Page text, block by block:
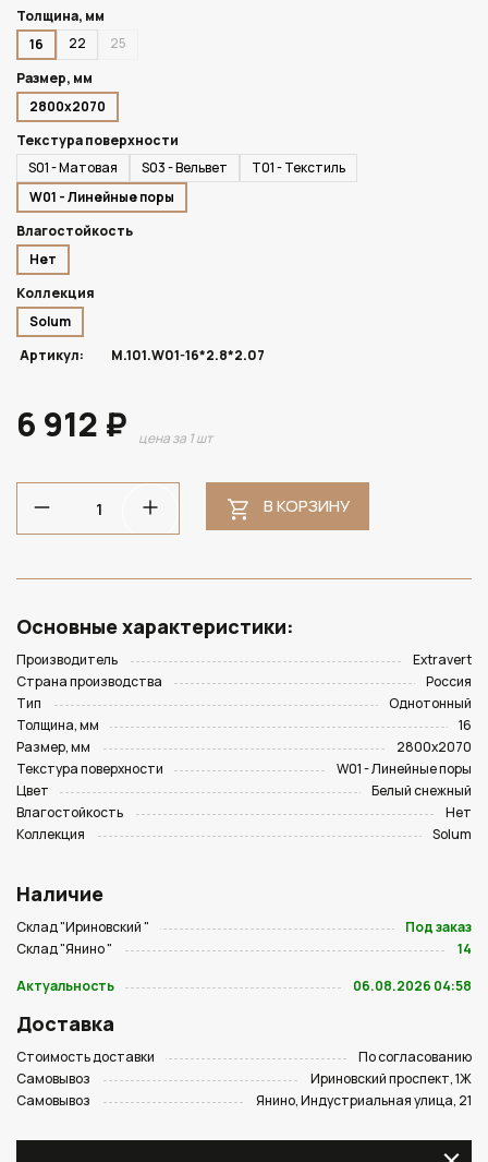
Толщина, мм
16
22
25
Размер, мм
2800х2070
Текстура поверхности
S01 - Матовая
S03 - Вельвет
T01 - Текстиль
W01 - Линейные поры
Влагостойкость
Нет
Коллекция
Solum
Артикул:
M.101.W01-16*2.8*2.07
6 912 ₽ цена за 1 шт
В КОРЗИНУ
Основные характеристики:
Производитель
Extravert
Страна производства
Россия
Тип
Однотонный
Толщина, мм
16
Размер, мм
2800х2070
Текстура поверхности
W01 - Линейные поры
Цвет
Белый снежный
Влагостойкость
Нет
Коллекция
Solum
Наличие
Склад "Ириновский "
Под заказ
Склад "Янино "
14
Актуальность
06.08.2026 04:58
Доставка
Стоимость доставки
По согласованию
Самовывоз
Ириновский проспект, 1Ж
Самовывоз
Янино, Индустриальная улица, 21